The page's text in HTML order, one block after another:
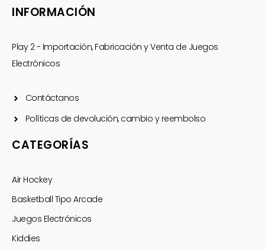
INFORMACIÓN
Play 2 - Importación, Fabricación y Venta de Juegos
Electrónicos
Contáctanos
Políticas de devolución, cambio y reembolso
CATEGORÍAS
Air Hockey
Basketball Tipo Arcade
Juegos Electrónicos
Kiddies